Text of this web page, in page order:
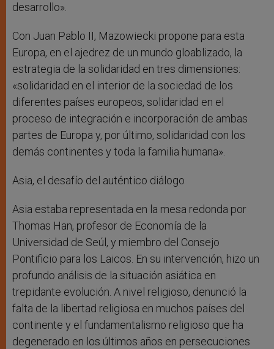
desarrollo».
Con Juan Pablo II, Mazowiecki propone para esta
Europa, en el ajedrez de un mundo gloablizado, la
estrategia de la solidaridad en tres dimensiones:
«solidaridad en el interior de la sociedad de los
diferentes países europeos, solidaridad en el
proceso de integración e incorporación de ambas
partes de Europa y, por último, solidaridad con los
demás continentes y toda la familia humana».
Asia, el desafío del auténtico diálogo
Asia estaba representada en la mesa redonda por
Thomas Han, profesor de Economía de la
Universidad de Seúl, y miembro del Consejo
Pontificio para los Laicos. En su intervención, hizo un
profundo análisis de la situación asiática en
trepidante evolución. A nivel religioso, denunció la
falta de la libertad religiosa en muchos países del
continente y el fundamentalismo religioso que ha
degenerado en los últimos años en persecuciones